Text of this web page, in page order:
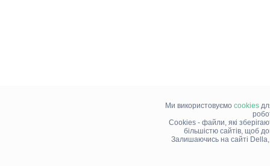
Ми використовуємо cookies
Cookies - файли, які
більшістю сайтів, щоб
Залишаючись на сайті